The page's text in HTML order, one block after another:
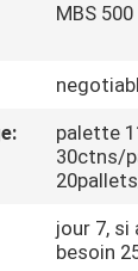
MBS 500
palette
30ctns/
jour 7, si
besoin